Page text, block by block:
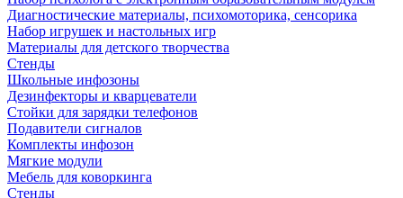
Диагностические материалы, психомоторика, сенсорика
Набор игрушек и настольных игр
Материалы для детского творчества
Стенды
Школьные инфозоны
Дезинфекторы и кварцеватели
Стойки для зарядки телефонов
Подавители сигналов
Комплекты инфозон
Мягкие модули
Мебель для коворкинга
Стенды